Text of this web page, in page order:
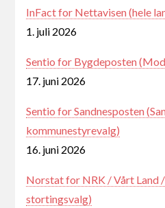
InFact for Nettavisen (hele
1. juli 2026
Sentio for Bygdeposten
17. juni 2026
Sentio for Sandnesposten
kommunestyrevalg)
16. juni 2026
Norstat for NRK / Vårt Land
stortingsvalg)